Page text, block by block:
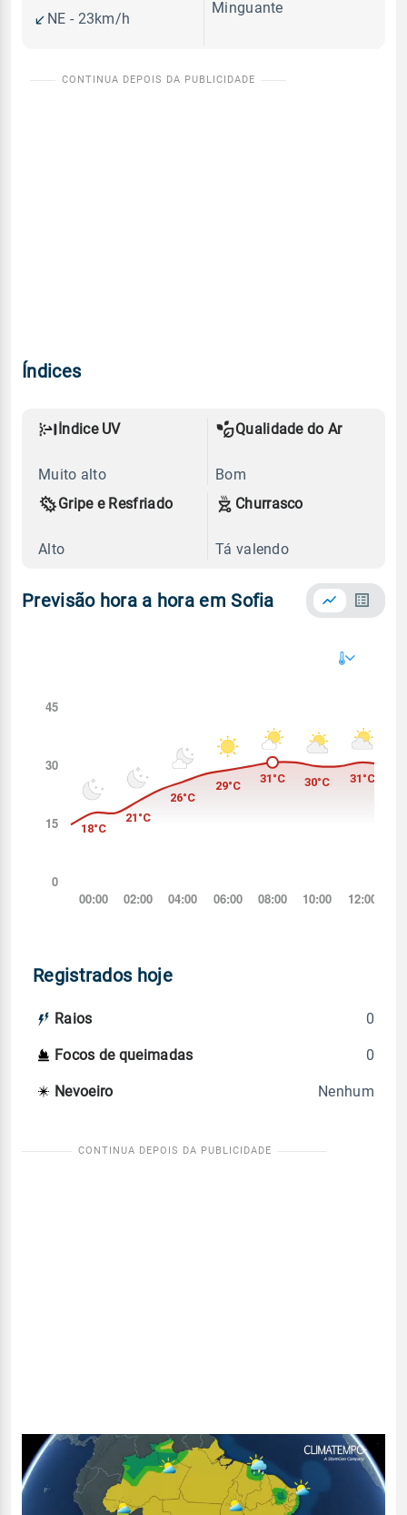
NE - 23km/h
Minguante
Índices
Índice UV
Muito alto
Qualidade do Ar
Bom
Gripe e Resfriado
Alto
Churrasco
Tá valendo
Previsão hora a hora em Sofia
Registrados hoje
Raios 0
Focos de queimadas 0
Nevoeiro Nenhum